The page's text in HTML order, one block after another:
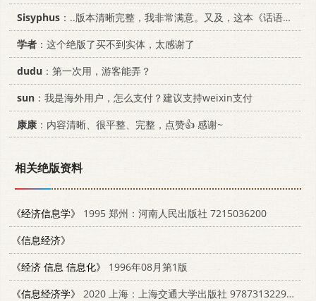
Sisyphus ：..版本清晰完整，我非常满意。又及，这本《话语的真相》...
学者 ：这个绝版了买不到实体，太感谢了
dudu ：第一次用，游客能弄？
sun ：我是海外用户，怎么支付？建议支持weixin支付
康康 ：内容清晰、很平整、完整，点赞👍 感谢~
相关绝版资料
《经济信息学》
1995 郑州：河南人民出版社 7215036200
《信息经济》
《经济 信息 信息化》
1996年08月第1版
《信息经济学》
2020 上海：上海交通大学出版社 9787313229625